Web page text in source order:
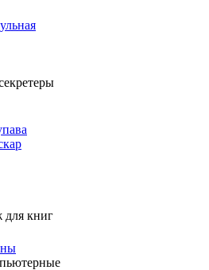
для книг